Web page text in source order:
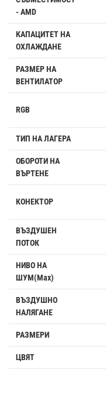
- AMD
КАПАЦИТЕТ НА
ОХЛАЖДАНЕ
РАЗМЕР НА
ВЕНТИЛАТОР
RGB
ТИП НА ЛАГЕРА
ОБОРОТИ НА
ВЪРТЕНЕ
КОНЕКТОР
ВЪЗДУШЕН
ПОТОК
НИВО НА
ШУМ(Max)
ВЪЗДУШНО
НАЛЯГАНЕ
РАЗМЕРИ
ЦВЯТ